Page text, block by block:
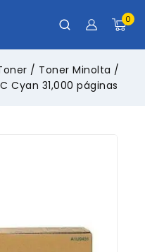
0
/ Toner Minolta /
Cyan 31,000 páginas